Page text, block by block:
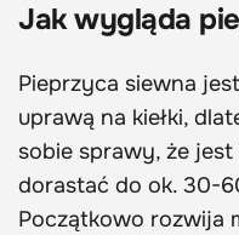
Jak wygląda
Pieprzyca siewna
uprawą na kiełki,
sobie sprawy, że
dorastać do ok. 30-
Początkowo rozwija